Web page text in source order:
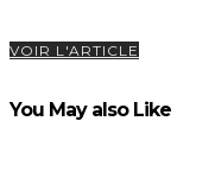
VOIR L'ARTICLE
You May also Like